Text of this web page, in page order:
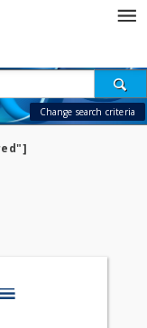
Change search criteria